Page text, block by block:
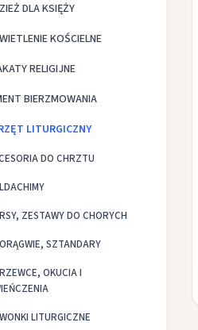
DLA KSIĘŻY
KOŚCIELNE
RELIGIJNE
BIERZMOWANIA
LITURGICZNY
DO CHRZTU
ZESTAWY DO CHORYCH
SZTANDARY
OKUCIA I
LITURGICZNE